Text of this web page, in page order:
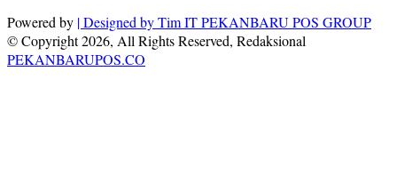
Powered by | Designed byTim IT PEKANBARU POS GROUP
© Copyright 2026, All Rights Reserved, Redaksional
PEKANBARUPOS.CO